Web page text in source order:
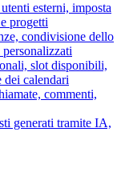
esterni, imposta
progetti
condivisione dello
slot disponibili,
dei calendari
commenti,
generati tramite IA,